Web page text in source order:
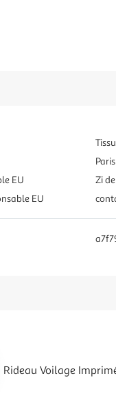
Tissu
EU
Zi
EU
Rideau Voilage